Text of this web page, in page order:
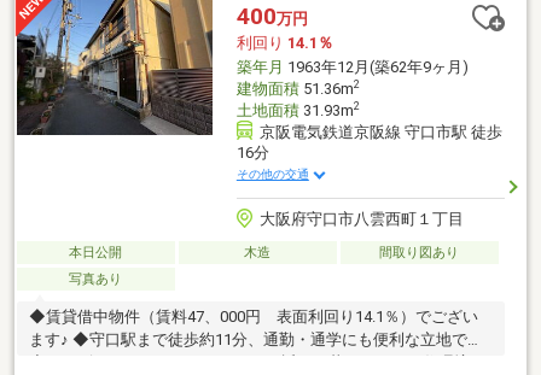
400万円
利回り 14.1％
築年月 1963年12月(築62年9ヶ月)
建物面積51.36m2
土地面積31.93m2
京阪電気鉄道京阪線 守口市駅 徒歩
16分
その他の交通
大阪府守口市八雲西町１丁目
本日公開 木造
間取り図あり
写真あり
◆賃貸借中物件（賃料47、000円 表面利回り14.1％）でござい
ます♪ ◆守口駅まで徒歩約11分、通勤・通学にも便利な立地です♪